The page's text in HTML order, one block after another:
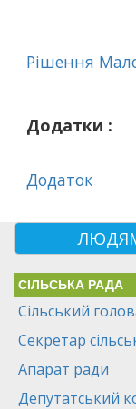
Рішення
Додатки :
Додаток
СІЛЬСЬКА РАДА
Сільський
Секретар
Апарат ради
Депутатський